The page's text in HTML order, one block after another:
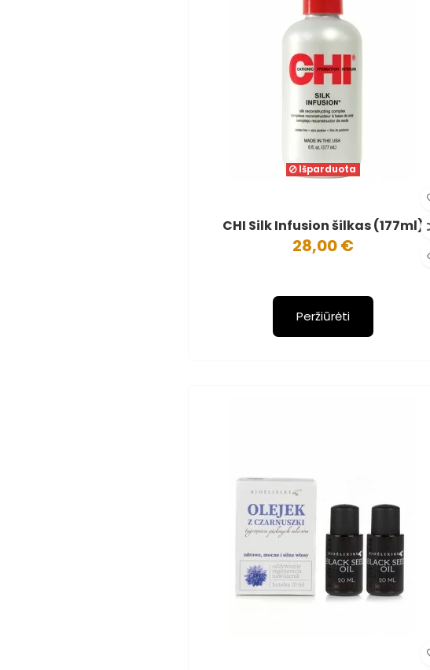
Išparduota
CHI Silk Infusion šilkas (177ml)
28,00 €
Peržiūrėti